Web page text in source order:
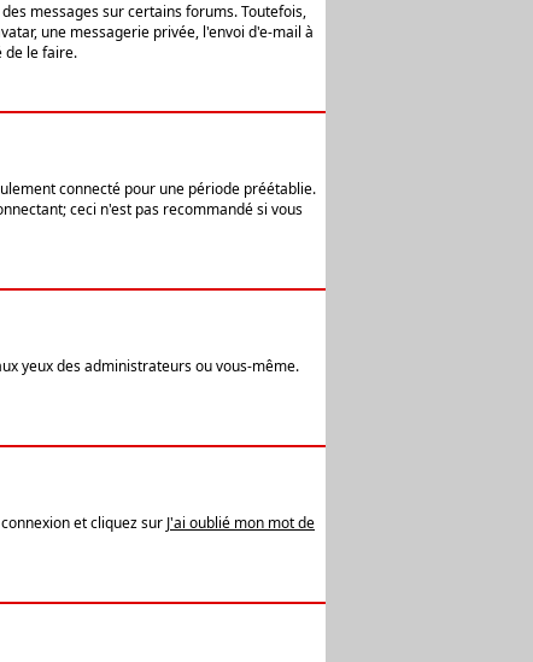
messages sur certains forums. Toutefois,
une messagerie privée, l'envoi d'e-mail à
de le faire.
connecté pour une période préétablie.
ceci n'est pas recommandé si vous
yeux des administrateurs ou vous-même.
et cliquez sur J'ai oublié mon mot de